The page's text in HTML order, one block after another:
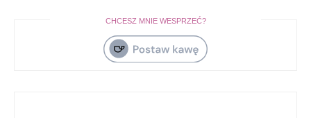
CHCESZ MNIE WESPRZEĆ?